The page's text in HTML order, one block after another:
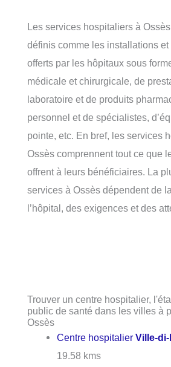
Les services hospitaliers à
définis comme les installations
offerts par les hôpitaux sous
médicale et chirurgicale, de
laboratoire et de produits
personnel et de spécialistes,
pointe, etc. En bref, les services
Ossès comprennent tout ce que
offrent à leurs bénéficiaires. La
services à Ossès dépendent de
l’hôpital, des exigences et des
Trouver un centre hospitalier,
public de santé dans les villes à
Ossès
Centre hospitalierVille-
19.58 kms